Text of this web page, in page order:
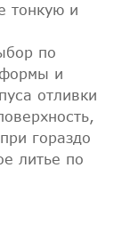
тонкую и
по
и
отливки
гораздо
литье по